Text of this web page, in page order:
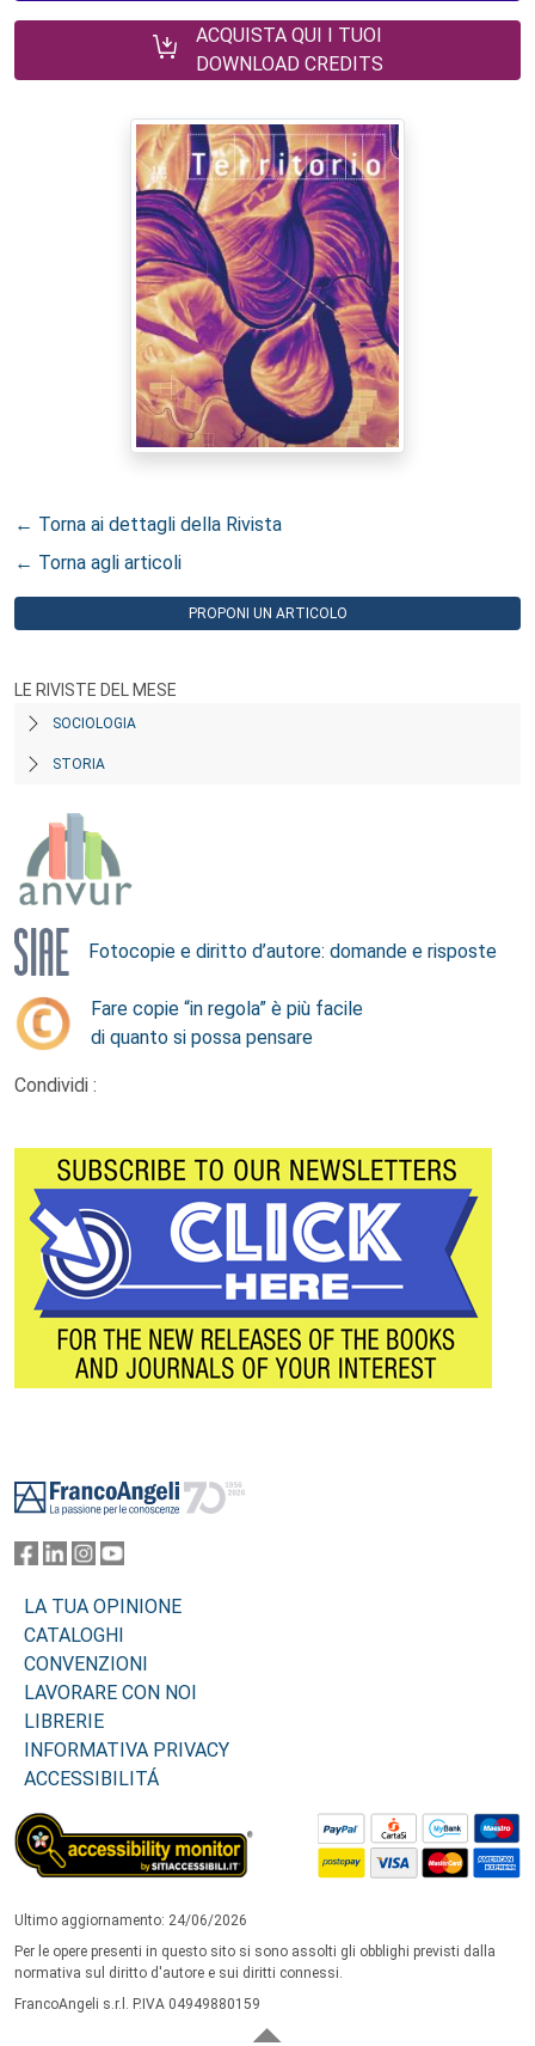
ACQUISTA QUI I TUOI
DOWNLOAD CREDITS
← Torna ai dettagli della Rivista
← Torna agli articoli
PROPONI UN ARTICOLO
LE RIVISTE DEL MESE
SOCIOLOGIA
STORIA
Fotocopie e diritto d’autore: domande e risposte
Fare copie “in regola” è più facile
di quanto si possa pensare
Condividi :
LA TUA OPINIONE
CATALOGHI
CONVENZIONI
LAVORARE CON NOI
LIBRERIE
INFORMATIVA PRIVACY
ACCESSIBILITÁ
Ultimo aggiornamento: 24/06/2026
Per le opere presenti in questo sito si sono assolti gli obblighi previsti dalla
normativa sul diritto d'autore e sui diritti connessi.
FrancoAngeli s.r.l. P.IVA 04949880159